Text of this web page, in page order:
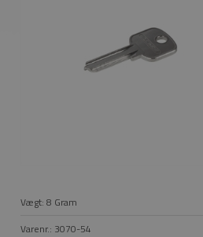
Vægt:8 Gram
Varenr.: 3070-54